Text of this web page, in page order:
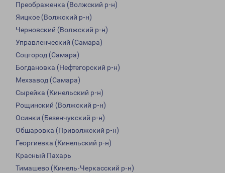
Преображенка (Волжский р-н)
Яицкое (Волжский р-н)
Черновский (Волжский р-н)
Управленческий (Самара)
Соцгород (Самара)
Богдановка (Нефтегорский р-н)
Мехзавод (Самара)
Сырейка (Кинельский р-н)
Рощинский (Волжский р-н)
Осинки (Безенчукский р-н)
Обшаровка (Приволжский р-н)
Георгиевка (Кинельский р-н)
Красный Пахарь
Тимашево (Кинель-Черкасский р-н)